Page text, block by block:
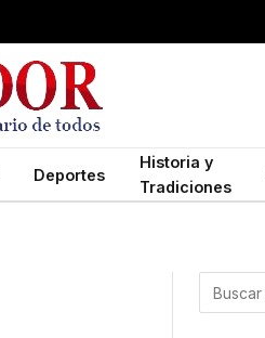
Deportes
Historia y
Tradiciones